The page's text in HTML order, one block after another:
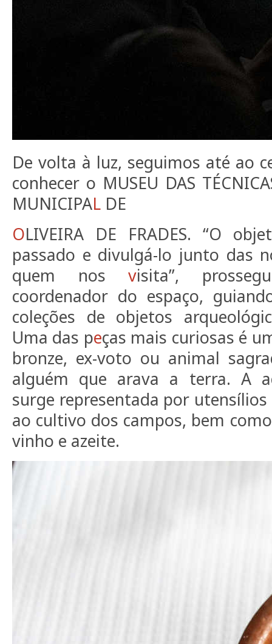
De volta à luz, seguimos até ao
conhecer o MUSEU DAS
MUNICIPAL DE
OLIVEIRA DE FRADES. “O
passado e divulgá-lo junto das
quem nosvisita”,
coordenador do espaço,
coleções de objetos
Uma das peças mais curiosas é
bronze, ex-voto ou animal
alguém que arava a terra. A
surge representada por
ao cultivo dos campos, bem
vinho e azeite.